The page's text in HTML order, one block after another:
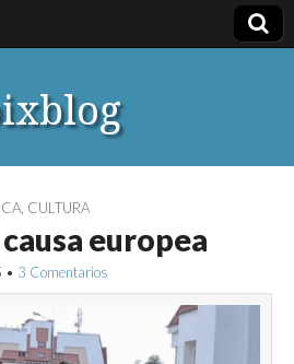
CULTURA
europea
• 3 Comentarios